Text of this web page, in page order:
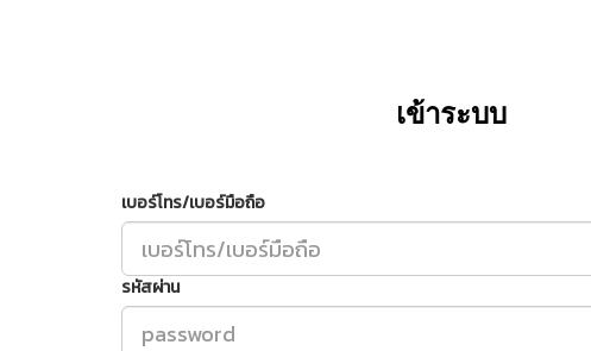
เข้าระบบ
เบอร์โทร/เบอร์มือถือ
รหัสผ่าน